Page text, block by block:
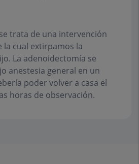
trata de una intervención
cual extirpamos la
La adenoidectomía se
anestesia general en un
poder volver a casa el
horas de observación.